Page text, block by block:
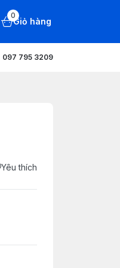
0
Giỏ hàng
097 795 3209
Yêu thích